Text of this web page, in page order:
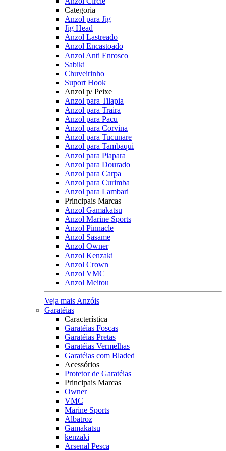
Categoria
Anzol para Jig
Jig Head
Anzol Lastreado
Anzol Encastoado
Anzol Anti Enrosco
Sabiki
Chuveirinho
Suport Hook
Anzol p/ Peixe
Anzol para Tilapia
Anzol para Traira
Anzol para Pacu
Anzol para Corvina
Anzol para Tucunare
Anzol para Tambaqui
Anzol para Piapara
Anzol para Dourado
Anzol para Carpa
Anzol para Curimba
Anzol para Lambari
Principais Marcas
Anzol Gamakatsu
Anzol Marine Sports
Anzol Pinnacle
Anzol Sasame
Anzol Owner
Anzol Kenzaki
Anzol Crown
Anzol VMC
Anzol Meitou
Veja mais Anzóis
Garatéias
Característica
Garatéias Foscas
Garatéias Pretas
Garatéias Vermelhas
Garatéias com Bladed
Acessórios
Protetor de Garatéias
Principais Marcas
Owner
VMC
Marine Sports
Albatroz
Gamakatsu
kenzaki
Arsenal Pesca